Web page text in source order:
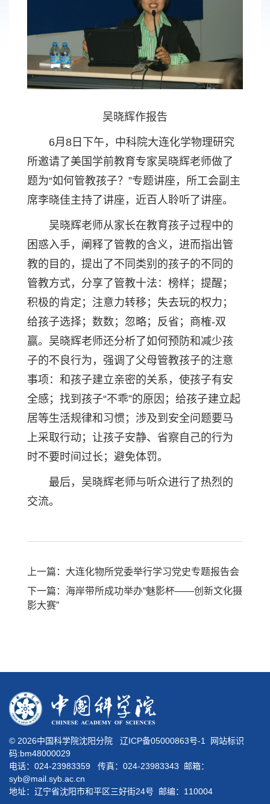
吴晓辉作报告
6月8日下午，中科院大连化学物理研究
所邀请了美国学前教育专家吴晓辉老师做了
题为“如何管教孩子？”专题讲座，所工会副主
席李晓佳主持了讲座，近百人聆听了讲座。
吴晓辉老师从家长在教育孩子过程中的
困惑入手，阐释了管教的含义，进而指出管
教的目的，提出了不同类别的孩子的不同的
管教方式，分享了管教十法：榜样；提醒；
积极的肯定；注意力转移；失去玩的权力；
给孩子选择；数数；忽略；反省；商榷-双
赢。吴晓辉老师还分析了如何预防和减少孩
子的不良行为，强调了父母管教孩子的注意
事项：和孩子建立亲密的关系，使孩子有安
全感；找到孩子“不乖”的原因；给孩子建立起
居等生活规律和习惯；涉及到安全问题要马
上采取行动；让孩子安静、省察自己的行为
时不要时间过长；避免体罚。
最后，吴晓辉老师与听众进行了热烈的
交流。
上一篇：大连化物所党委举行学习党史专题报告会
下一篇：海岸带所成功举办“魅影杯——创新文化摄
影大赛”
© 2026中国科学院沈阳分院 辽ICP备05000863号-1
网站标识
码:bm48000029
电话：024-23983359 传真：024-23983343 邮箱：
syb@mail.syb.ac.cn
地址：辽宁省沈阳市和平区三好街24号 邮编：110004